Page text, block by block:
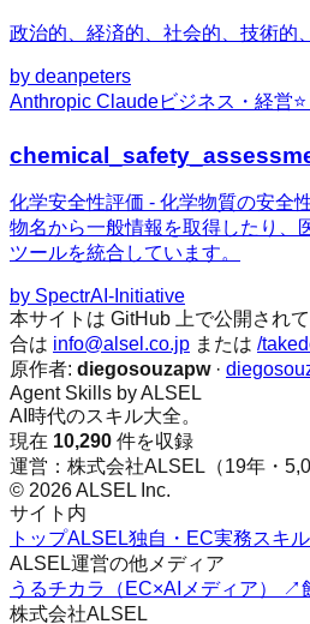
政治的、経済的、社会的、技術的
by deanpeters
Anthropic Claudeビジネス・経営
化学安全性評価 - 化学物質の安全
物名から一般情報を取得したり、
ツールを統合しています。
by SpectrAI-Initiative
本サイトは GitHub 上で公開され
合は info@alsel.co.jp または /
原作者: diegosouzapw·
Agent Skills by ALSEL
AI時代のスキル大全。
現在 10,290 件を収録
運営：株式会社ALSEL（19年・
© 2026 ALSEL Inc.
サイト内
トップALSEL独自・EC実務スキ
ALSEL運営の他メディア
うるチカラ（EC×AIメディア） ↗
株式会社ALSEL